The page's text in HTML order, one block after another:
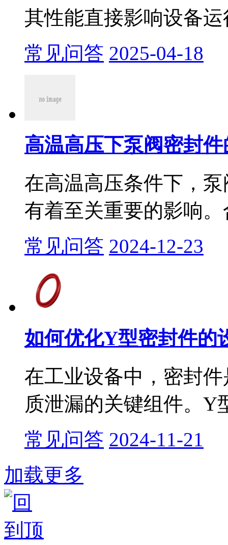
其性能直接影响设备
常见问答 2025-04-18
高温高压下泵阀密封
在高温高压条件下，
有着至关重要的影响
常见问答 2024-12-23
如何优化Y型密封件的
在工业设备中，密封
质泄漏的关键组件。Y
常见问答 2024-11-21
加载更多